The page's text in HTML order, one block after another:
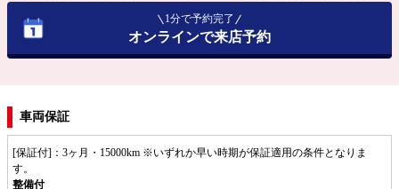
1分で予約完了
オンラインで来店予約
車両保証
[保証付]：3ヶ月・15000km ※いずれか早い時期が保証適用の条件となりま
す。
整備付